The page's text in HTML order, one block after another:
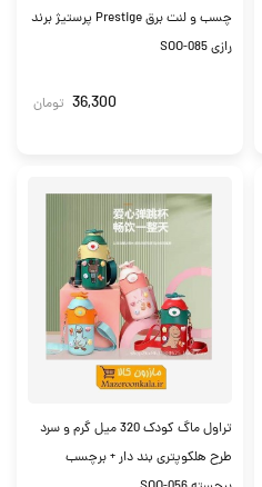
چسب و لنت برق Prestige پرستیژ برند
رازی SOO-085
36,300 تومان
تراول ماگ کودک 320 میل گرم و سرد
طرح هلکوپتری بند دار + برچسب